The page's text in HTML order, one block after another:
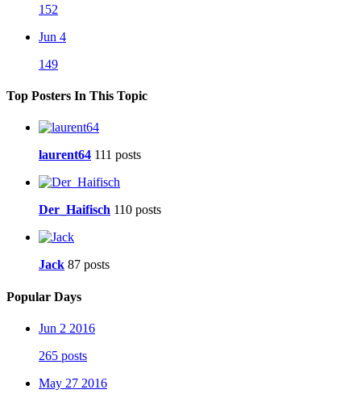
152
Jun 4
149
Top Posters In This Topic
laurent64 111 posts
Der_Haifisch 110 posts
Jack 87 posts
Popular Days
Jun 2 2016
265 posts
May 27 2016